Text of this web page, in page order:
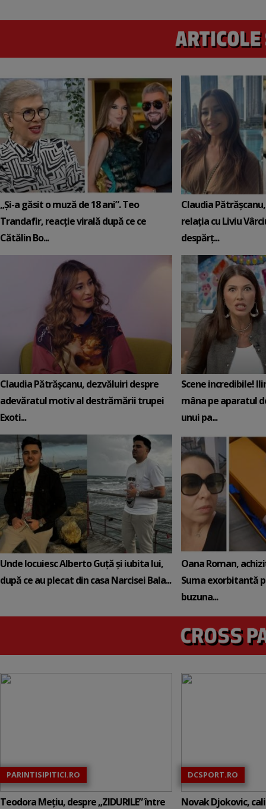
„Și-a găsit o muză de 18 ani”. Teo
Trandafir, reacție virală după ce ce
Cătălin Bo...
Claudia
relația cu Liviu
despărț...
Claudia Pătrășcanu, dezvăluiri despre
adevăratul motiv al destrămării trupei
Exoti...
Scene incredibile!
mâna pe aparatul
unui pa...
Unde locuiesc Alberto Guță și iubita lui,
după ce au plecat din casa Narcisei Bala...
Oana Roman,
Suma exorbitantă
buzuna...
PARINTISIPITICI.RO
Teodora Mețiu, despre „ZIDURILE” între
DCSPORT.RO
Novak Djokovic,